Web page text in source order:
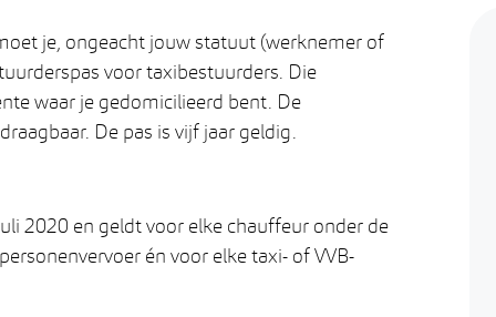
je, ongeacht jouw statuut (werknemer of
voor taxibestuurders. Die
waar je gedomicilieerd bent. De
De pas is vijf jaar geldig.
2020 en geldt voor elke chauffeur onder de
én voor elke taxi- of VVB-